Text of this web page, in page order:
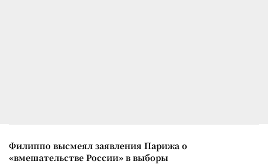
Филиппо высмеял заявления Парижа о
«вмешательстве России» в выборы